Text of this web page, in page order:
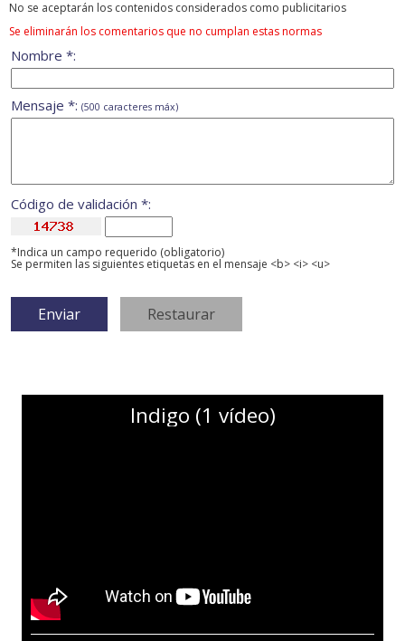
No se aceptarán los contenidos considerados como publicitarios
Se eliminarán los comentarios que no cumplan estas normas
Nombre *:
Mensaje *: (500 caracteres máx)
Código de validación *:
*Indica un campo requerido (obligatorio)
Se permiten las siguientes etiquetas en el mensaje <b> <i> <u>
Indigo (1 vídeo)